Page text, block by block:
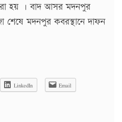
হয় । বাদ আসর মদনপুর
শেষে মদনপুর কবরস্থানে দাফন
LinkedIn
Email